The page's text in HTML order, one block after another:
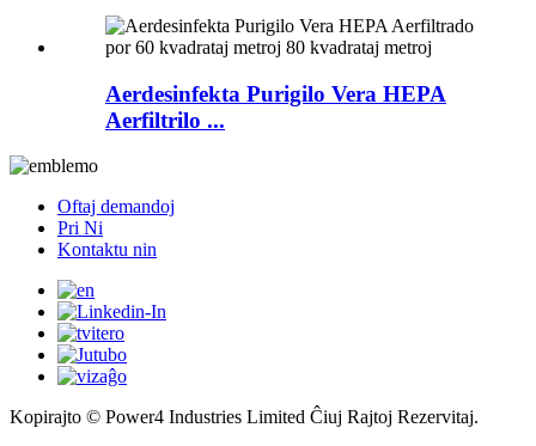
Aerdesinfekta Purigilo Vera HEPA
Aerfiltrilo ...
Oftaj demandoj
Pri Ni
Kontaktu nin
Kopirajto © Power4 Industries Limited Ĉiuj Rajtoj Rezervitaj.